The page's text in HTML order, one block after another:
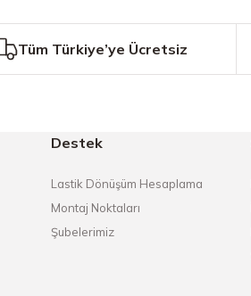
Tüm Türkiye’ye Ücretsiz
Destek
Lastik Dönüşüm Hesaplama
Montaj Noktaları
Şubelerimiz